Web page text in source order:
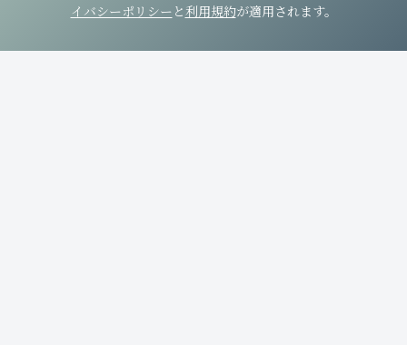
イバシーポリシー と利用規約が適用されます。